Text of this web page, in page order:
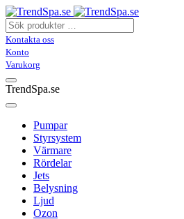
Kontakta oss
Konto
Varukorg
TrendSpa.se
Pumpar
Styrsystem
Värmare
Rördelar
Jets
Belysning
Ljud
Ozon